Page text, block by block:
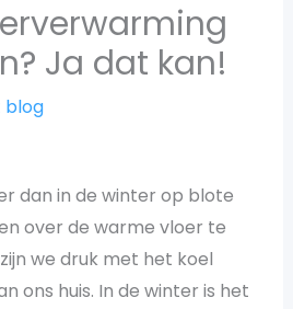
Ja dat kan!
blog
dan in de winter op blote
over de warme vloer te
we druk met het koel
ons huis. In de winter is het